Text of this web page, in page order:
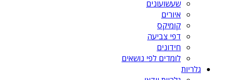
שעשועונים
איורים
קומיקס
דפי צביעה
חידונים
לומדים לפי נושאים
גלריות